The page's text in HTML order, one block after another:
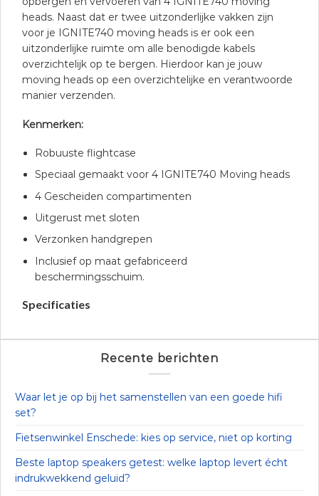
heads. Naast dat er twee uitzonderlijke vakken zijn
voor je IGNITE740 moving heads is er ook een
uitzonderlijke ruimte om alle benodigde kabels
overzichtelijk op te bergen. Hierdoor kan je jouw
moving heads op een overzichtelijke en verantwoorde
manier verzenden.
Kenmerken:
Robuuste flightcase
Speciaal gemaakt voor 4 IGNITE740 Moving heads
4 Gescheiden compartimenten
Uitgerust met sloten
Verzonken handgrepen
Inclusief op maat gefabriceerd
beschermingsschuim.
Specificaties
Recente berichten
Waar let je op bij het samenstellen van een goede hifi
set?
Fietsenwinkel Enschede: kies op service, niet op korting
Beste laptop speakers getest: welke laptop levert écht
indrukwekkend geluid?